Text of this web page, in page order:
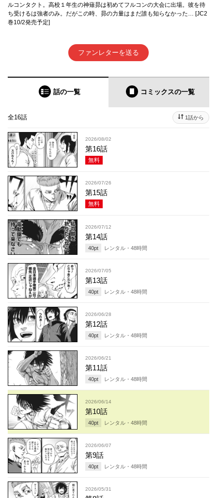
ルコンタクト。高校１年生の神薙昴は初めてフルコンの大会に出場。彼を待
ち受けるは強者のみ。だがこの時、昴の力量はまだ誰も知らなかった… [JC2
巻10/2発売予定]
ファンレターを送る
話の一覧 コミックスの一覧
全16話 1話から
2026/08/02
第16話
無料
2026/07/26
第15話
無料
2026/07/12
第14話
40pt レンタル・ 48時間
2026/07/05
第13話
40pt レンタル・ 48時間
2026/06/28
第12話
40pt レンタル・ 48時間
2026/06/21
第11話
40pt レンタル・ 48時間
2026/06/14
第10話
40pt レンタル・ 48時間
2026/06/07
第9話
40pt レンタル・ 48時間
2026/05/31